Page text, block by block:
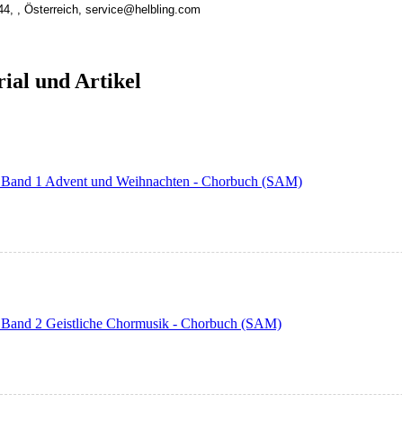
, Österreich, service@helbling.com
und Artikel
1 Advent und Weihnachten - Chorbuch (SAM)
2 Geistliche Chormusik - Chorbuch (SAM)